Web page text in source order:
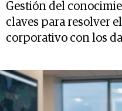
Gestión del
claves para resolver
corporativo con los